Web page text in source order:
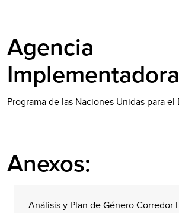
Agencia
Programa de las Naciones Unidas para
Anexos:
Análisis y Plan de Género Corredor